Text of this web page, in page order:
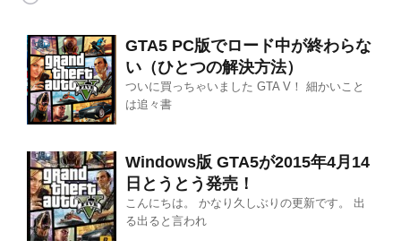
GTA5 PC版でロード中が終わらな
い（ひとつの解決方法）
ついに買っちゃいました GTA V！ 細かいこと
は追々書
Windows版 GTA5が2015年4月14
日とうとう発売！
こんにちは。 かなり久しぶりの更新です。 出
る出ると言われ